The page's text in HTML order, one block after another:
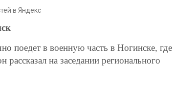
в Яндекс
поедет в военную часть в Ногинске, где
на заседании регионального